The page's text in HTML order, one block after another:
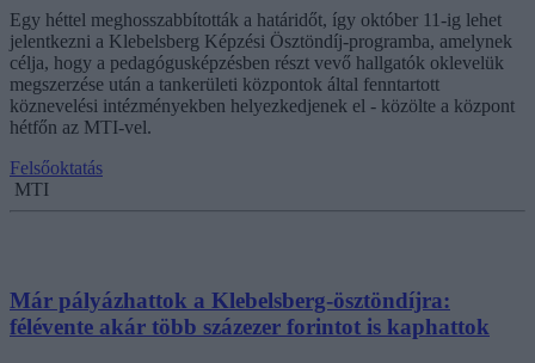
Egy héttel meghosszabbították a határidőt, így október 11-ig lehet
jelentkezni a Klebelsberg Képzési Ösztöndíj-programba, amelynek
célja, hogy a pedagógusképzésben részt vevő hallgatók oklevelük
megszerzése után a tankerületi központok által fenntartott
köznevelési intézményekben helyezkedjenek el - közölte a központ
hétfőn az MTI-vel.
Felsőoktatás
MTI
Már pályázhattok a Klebelsberg-ösztöndíjra:
félévente akár több százezer forintot is kaphattok